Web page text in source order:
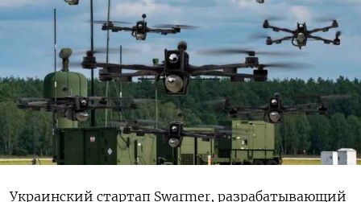
Украинский стартап Swarmer, разрабатывающий